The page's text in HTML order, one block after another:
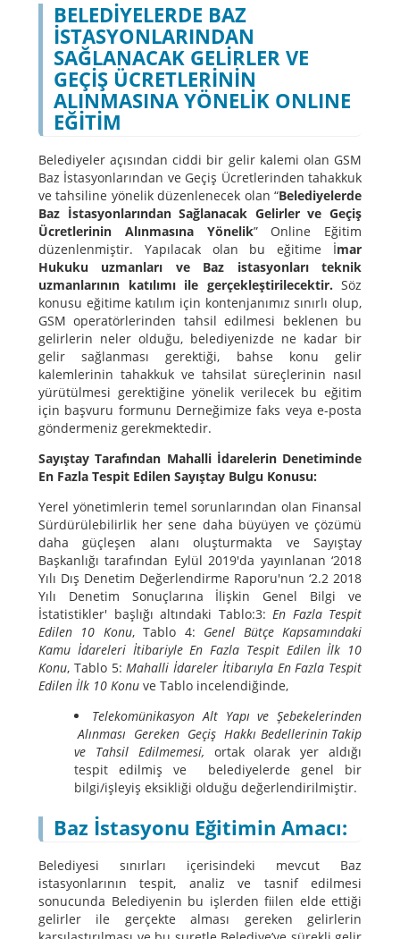
BELEDİYELERDE BAZ
İSTASYONLARINDAN
SAĞLANACAK GELİRLER VE
GEÇİŞ ÜCRETLERİNİN
ALINMASINA YÖNELİK ONLINE
EĞİTİM
Belediyeler açısından ciddi bir gelir kalemi olan GSM
Baz İstasyonlarından ve Geçiş Ücretlerinden tahakkuk
ve tahsiline yönelik düzenlenecek olan “Belediyelerde
Baz İstasyonlarından Sağlanacak Gelirler ve Geçiş
Ücretlerinin Alınmasına Yönelik” Online Eğitim
düzenlenmiştir. Yapılacak olan bu eğitime İmar
Hukuku uzmanları ve Baz istasyonları teknik
uzmanlarının katılımı ile gerçekleştirilecektir. Söz
konusu eğitime katılım için kontenjanımız sınırlı olup,
GSM operatörlerinden tahsil edilmesi beklenen bu
gelirlerin neler olduğu, belediyenizde ne kadar bir
gelir sağlanması gerektiği, bahse konu gelir
kalemlerinin tahakkuk ve tahsilat süreçlerinin nasıl
yürütülmesi gerektiğine yönelik verilecek bu eğitim
için başvuru formunu Derneğimize faks veya e-posta
göndermeniz gerekmektedir.
Sayıştay Tarafından Mahalli İdarelerin Denetiminde
En Fazla Tespit Edilen Sayıştay Bulgu Konusu:
Yerel yönetimlerin temel sorunlarından olan Finansal
Sürdürülebilirlik her sene daha büyüyen ve çözümü
daha güçleşen alanı oluşturmakta ve Sayıştay
Başkanlığı tarafından Eylül 2019'da yayınlanan ‘2018
Yılı Dış Denetim Değerlendirme Raporu'nun ‘2.2 2018
Yılı Denetim Sonuçlarına İlişkin Genel Bilgi ve
İstatistikler' başlığı altındaki Tablo:3: En Fazla Tespit
Edilen 10 Konu, Tablo 4: Genel Bütçe Kapsamındaki
Kamu İdareleri İtibariyle En Fazla Tespit Edilen İlk 10
Konu, Tablo 5:Mahalli İdareler İtibarıyla En Fazla Tespit
Edilen İlk 10 Konu ve Tablo incelendiğinde,
Telekomünikasyon Alt Yapı ve Şebekelerinden
Alınması Gereken Geçiş Hakkı Bedellerinin Takip
ve Tahsil Edilmemesi, ortak olarak yer aldığı
tespit edilmiş ve belediyelerde genel bir
bilgi/işleyiş eksikliği olduğu değerlendirilmiştir.
Baz İstasyonu Eğitimin Amacı:
Belediyesi sınırları içerisindeki mevcut Baz
istasyonlarının tespit, analiz ve tasnif edilmesi
sonucunda Belediyenin bu işlerden fiilen elde ettiği
gelirler ile gerçekte alması gereken gelirlerin